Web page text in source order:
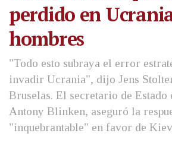
perdido en
hombres
"Todo esto subraya el error
invadir Ucrania", dijo Jens
Bruselas. El secretario de Estado
Antony Blinken, aseguró la
"inquebrantable" en favor de